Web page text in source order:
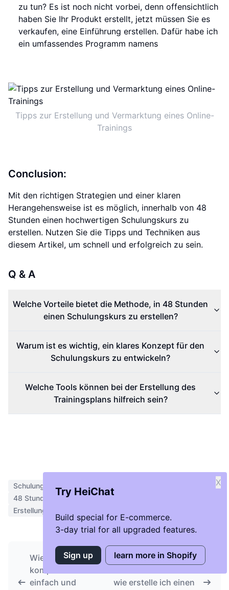
zu tun? Es ist noch nicht vorbei, denn offensichtlich
haben Sie Ihr Produkt erstellt, jetzt müssen Sie es
verkaufen, eine Einführung erstellen. Dafür habe ich
ein umfassendes Programm namens
Tipps zur Erstellung und Vermarktung eines Online-
Trainings
Conclusion:
Mit den richtigen Strategien und einer klaren
Herangehensweise ist es möglich, innerhalb von 48
Stunden einen hochwertigen Schulungskurs zu
erstellen. Nutzen Sie die Tipps und Techniken aus
diesem Artikel, um schnell und erfolgreich zu sein.
Q & A
Welche Vorteile bietet die Methode, in 48 Stunden
einen Schulungskurs zu erstellen?
Warum ist es wichtig, ein klares Konzept für den
Schulungskurs zu entwickeln?
Welche Tools können bei der Erstellung des
Trainingsplans hilfreich sein?
Try HeiChat
Build special for E-commerce.
3-day trial for all upgraded features.
X
Sign up learn more in Shopify
Schulungskurs erstellen
48 Stunden Training starten
Erstellung von Kursinhalten
Wie man
komplexe Ideen
einfach und
Was ist ein
wie erstelle ich einen